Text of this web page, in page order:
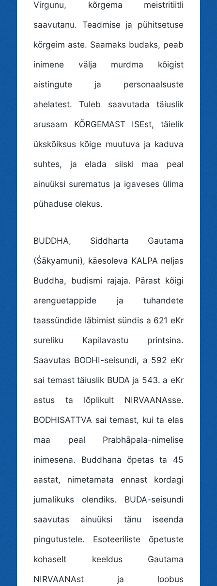
Virgunu, kõrgema meistritiitli
saavutanu. Teadmise ja pühitsetuse
kõrgeim aste. Saamaks budaks, peab
inimene välja murdma kõigist
aistingute ja personaalsuste
ahelatest. Tuleb saavutada täiuslik
arusaam KÕRGEMAST ISEst, täielik
ükskõiksus kõige muutuva ja kaduva
suhtes, ja elada siiski maa peal
ainuüksi surematus ja igaveses ülima
pühaduse olekus.
BUDDHA, Siddharta Gautama
(Śākyamuni), käesoleva KALPA neljas
Buddha, budismi rajaja. Pärast kõigi
arenguetappide ja tuhandete
taassündide läbimist sündis a 621 eKr
sureliku Kapilavastu printsina.
Saavutas BODHI-seisundi, a 592 eKr
sai temast täiuslik BUDA ja 543. a eKr
astus ta lõplikult NIRVAANAsse.
BODHISATTVA sai temast, kui ta elas
maa peal Prabhāpala-nimelise
inimesena. Buddhana õpetas ta 45
aastat, nimetamata ennast kordagi
jumalikuks olendiks. BUDA-seisundi
saavutas ainuüksi tänu iseenda
pingutustele. Esoteeriliste õpetuste
kohaselt keeldus Gautama
NIRVAANAst ja loobus